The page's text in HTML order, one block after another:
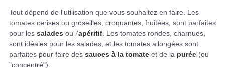
Tout dépend de l'utilisation que vous souhaitez en faire. Les
tomates cerises ou groseilles, croquantes, fruitées, sont parfaites
pour les salades ou l'apéritif. Les tomates rondes, charnues,
sont idéales pour les salades, et les tomates allongées sont
parfaites pour faire des sauces à la tomate et de la purée (ou
"concentré").